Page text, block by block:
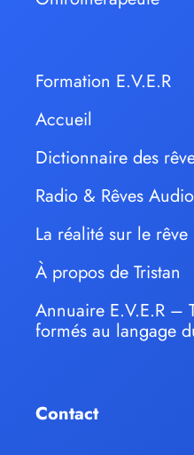
Formation E.V.E.R
Accueil
Dictionnaire des
Radio & Rêves Audio
La réalité sur le rêve
À propos de Tristan
Annuaire E.V.E.R –
formés au langage
Contact